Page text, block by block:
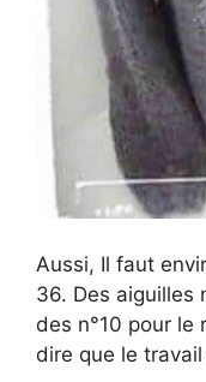
Aussi, Il faut
36. Des aiguilles
des n°10 pour le
dire que le